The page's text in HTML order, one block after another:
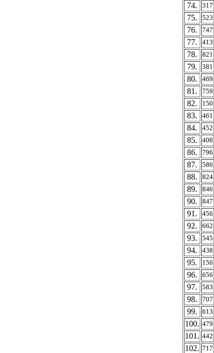
74.
317
75.
523
76.
747
77.
413
78.
821
79.
381
80.
469
81.
759
82.
150
83.
461
84.
452
85.
408
86.
796
87.
586
88.
824
89.
846
90.
847
91.
456
92.
662
93.
545
94.
438
95.
156
96.
656
97.
583
98.
707
99.
613
100. 479
101. 442
102. 717